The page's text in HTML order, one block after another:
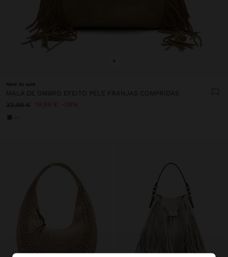
+
New to sale
MALA DE OMBRO EFEITO PELE FRANJAS COMPRIDAS
32,99 €
19,99 € 39%